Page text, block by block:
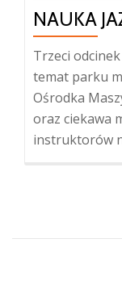
NAUKA
Trzeci
temat parku
Ośrodka
oraz ciekawa
instruktorów